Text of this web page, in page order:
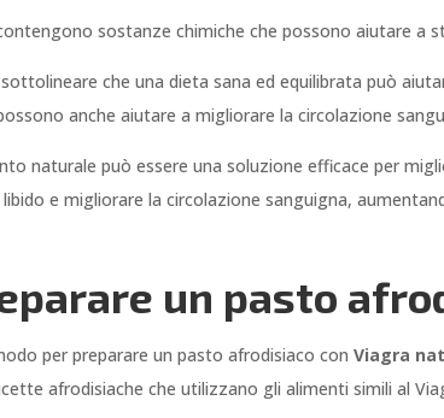
sostanze chimiche che possono aiutare a
che una dieta sana ed equilibrata può
anche aiutare a migliorare la circolazione
naturale può essere una soluzione efficace per
e migliorare la circolazione sanguigna,
un pasto
per preparare un pasto afrodisiaco conViagra
afrodisiache che utilizzano gli alimenti simili al